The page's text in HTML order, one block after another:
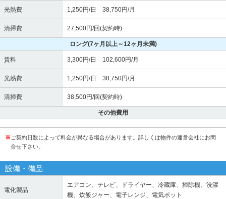
光熱費 1,250円/日 38,750円/月
清掃費 27,500円/回(契約時)
ロング(7ヶ月以上～12ヶ月未満)
賃料 3,300円/日 102,600円/月
光熱費 1,250円/日 38,750円/月
清掃費 38,500円/回(契約時)
その他費用
※ ご契約日数によって料金が異なる場合があります。詳しくは物件の運営会社にお問
合せ下さい。
設備・備品
電化製品
エアコン、テレビ、ドライヤー、冷蔵庫、掃除機、洗濯
機、炊飯ジャー、電子レンジ、電気ポット